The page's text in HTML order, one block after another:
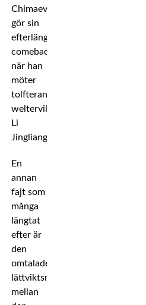
Chimaev
gör sin
efterlängtade
comeback
när han
möter
tolfterankade
welterviktaren
Li
Jingliang.
En
annan
fajt som
många
längtat
efter är
den
omtalade
lättviktsmatchen
mellan